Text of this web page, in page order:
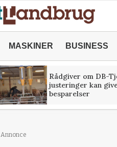
MASKINER BUSINESS
Rådgiver om DB-
justeringer kan
besparelser
Annonce